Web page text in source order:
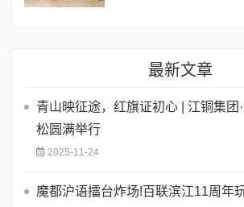
最新文章
青山映征途，红旗证初心 | 江铜集团
松圆满举行
2025-11-24
魔都沪语擂台炸场!百联滨江11周年